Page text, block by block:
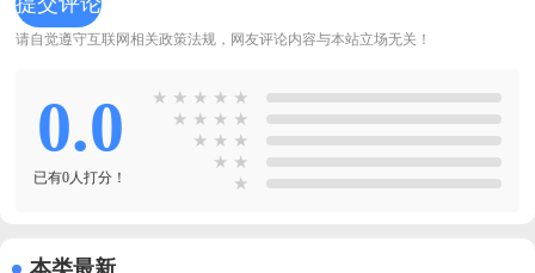
请自觉遵守互联网相关政策法规，网友评论内容与本站立场无关！
0.0
已有0人打分！
★ ★ ★ ★ ★
★ ★ ★ ★
★ ★ ★
★ ★
★
本类最新